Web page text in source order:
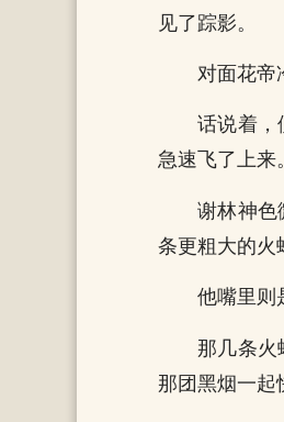
见了踪影。
对面花帝
话说着，
急速飞了上来。
谢林神色
条更粗大的火
他嘴里则
那几条火
那团黑烟一起